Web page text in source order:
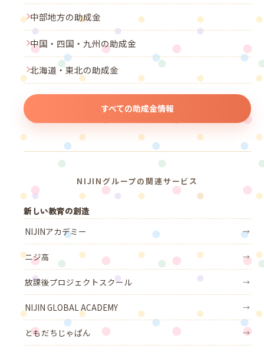
中部地方の助成金
中国・四国・九州の助成金
北海道・東北の助成金
すべての助成金情報
NIJINグループの関連サービス
新しい教育の創造
NIJINアカデミー
→
ニジ高 →
放課後プロジェクトスクール →
NIJIN GLOBAL ACADEMY →
ともだちじゃぱん →